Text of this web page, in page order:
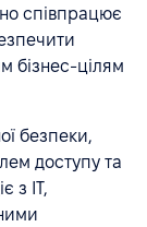
співпрацює
бізнес-цілям
безпеки,
доступу та
з IT,